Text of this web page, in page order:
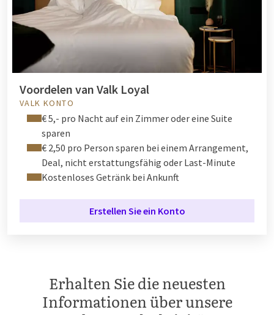
Voordelen van Valk Loyal
VALK KONTO
€ 5,- pro Nacht auf ein Zimmer oder eine Suite
sparen
€ 2,50 pro Person sparen bei einem Arrangement,
Deal, nicht erstattungsfähig oder Last-Minute
Kostenloses Getränk bei Ankunft
Erstellen Sie ein Konto
Erhalten Sie die neuesten
Informationen über unsere